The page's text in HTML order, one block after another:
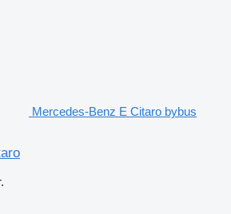
Mercedes-Benz E Citaro bybus